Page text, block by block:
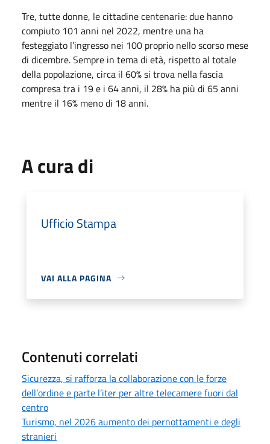
Tre, tutte donne, le cittadine centenarie: due hanno
compiuto 101 anni nel 2022, mentre una ha
festeggiato l’ingresso nei 100 proprio nello scorso mese
di dicembre. Sempre in tema di età, rispetto al totale
della popolazione, circa il 60% si trova nella fascia
compresa tra i 19 e i 64 anni, il 28% ha più di 65 anni
mentre il 16% meno di 18 anni.
A cura di
Ufficio Stampa
VAI ALLA PAGINA
Contenuti correlati
Sicurezza, si rafforza la collaborazione con le forze
dell’ordine e parte l’iter per altre telecamere fuori dal
centro
Turismo, nel 2026 aumento dei pernottamenti e degli
stranieri